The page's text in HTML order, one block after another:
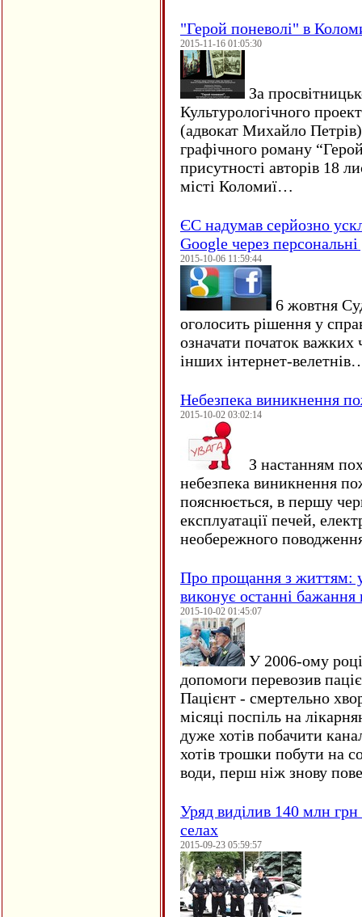
"Герой поневолі" в
2015-11-16 01:05:30
За
Культурологічного
(адвокат Михайло
графічного роману
присутності авторів 18
місті Коломиї…
ЄC надумав серйозно
Google через персональні
2015-10-06 11:59:44
6 жовтня
оголосить рішення у
означати початок важких
інших інтернет-
Небезпека виникнення
2015-10-02 03:02:14
З настанням
небезпека виникнення
пояснюється, в першу
експлуатації печей,
необережного
Про прощання з життям:
виконує останні
2015-10-02 01:45:07
У 2006-ому
допомоги перевозив
Пацієнт - смертельно
місяці поспіль на
дуже хотів побачити
хотів трошки побути на
води, перш ніж знову
Уряд виділив 140 млн
селах
2015-09-23 05:59:57